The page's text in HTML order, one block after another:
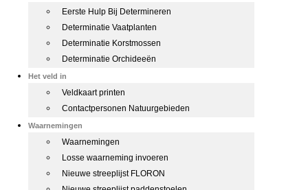
Eerste Hulp Bij Determineren
Determinatie Vaatplanten
Determinatie Korstmossen
Determinatie Orchideeën
Het veld in
Veldkaart printen
Contactpersonen Natuurgebieden
Waarnemingen
Waarnemingen
Losse waarneming invoeren
Nieuwe streeplijst FLORON